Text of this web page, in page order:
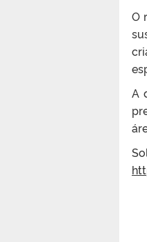
O
A